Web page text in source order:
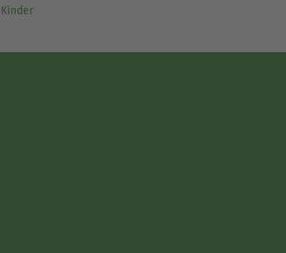
Kinder